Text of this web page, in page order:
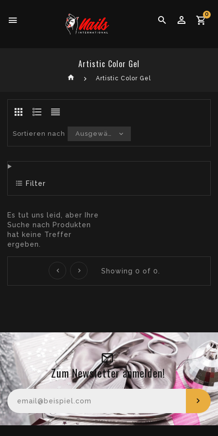
0
Artistic Color Gel
Artistic Color Gel
Sortieren nach Ausgewählt
Filter
Es tut uns leid, aber Ihre
Suche nach Produkten
hat keine Treffer
ergeben.
Showing 0 of 0.
Zum Newsletter anmelden!